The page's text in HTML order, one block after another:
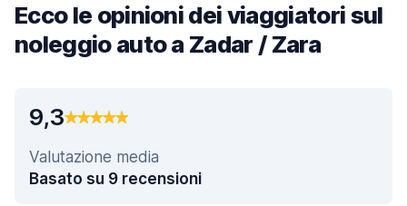
Ecco le opinioni dei viaggiatori sul
noleggio auto a Zadar / Zara
9,3
Valutazione media
Basato su 9 recensioni